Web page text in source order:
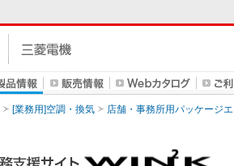
[業務用]空調・換気 店舗・事務所用パッケージ